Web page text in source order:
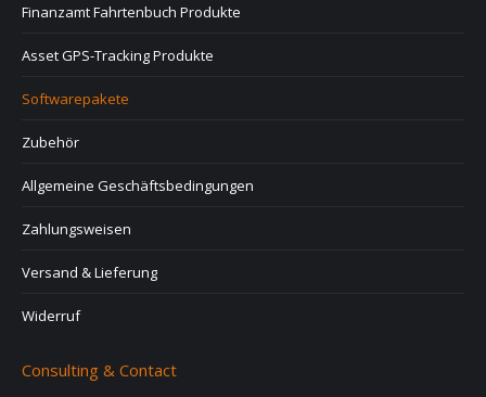
Finanzamt Fahrtenbuch Produkte
Asset GPS-Tracking Produkte
Softwarepakete
Zubehör
Allgemeine Geschäftsbedingungen
Zahlungsweisen
Versand & Lieferung
Widerruf
Consulting & Contact